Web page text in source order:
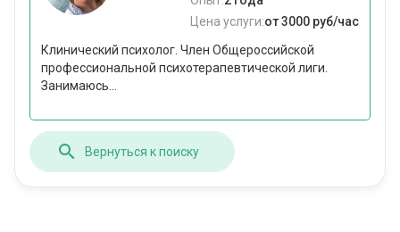
Цена услуги:от 3000 руб/час
Клинический психолог. Член Общероссийской
профессиональной психотерапевтической лиги.
Занимаюсь...
Вернуться к поиску